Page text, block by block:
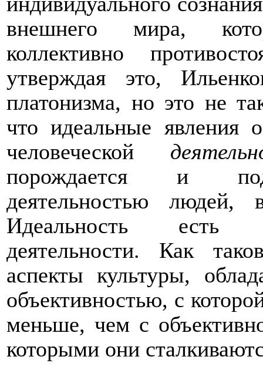
внешнего мира,
коллективно
утверждая это,
платонизма, но это не
что идеальные явления
человеческой
порождается и
деятельностью людей,
Идеальность
деятельности. Как
аспекты культуры,
объективностью, с
меньше, чем с
которыми они